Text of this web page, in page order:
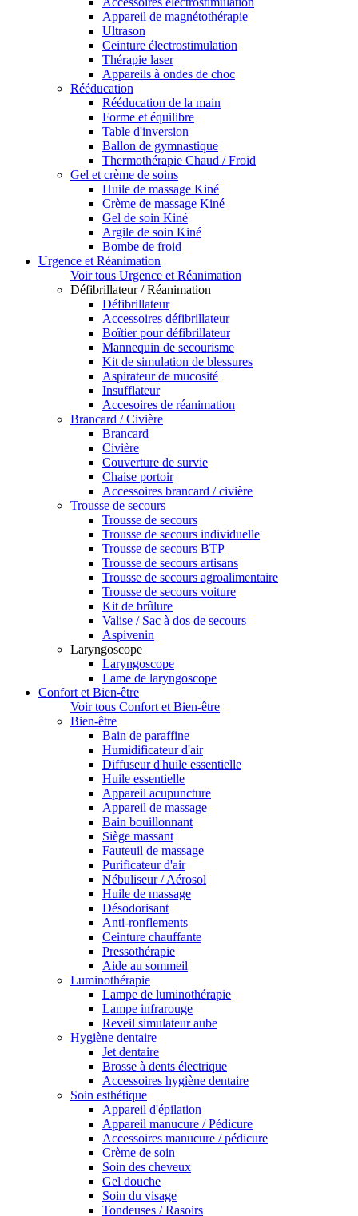
Appareil de magnétothérapie
Ultrason
Ceinture électrostimulation
Thérapie laser
Appareils à ondes de choc
Rééducation
Rééducation de la main
Forme et équilibre
Table d'inversion
Ballon de gymnastique
Thermothérapie Chaud / Froid
Gel et crème de soins
Huile de massage Kiné
Crème de massage Kiné
Gel de soin Kiné
Argile de soin Kiné
Bombe de froid
Urgence et Réanimation
Voir tous Urgence et Réanimation
Défibrillateur / Réanimation
Défibrillateur
Accessoires défibrillateur
Boîtier pour défibrillateur
Mannequin de secourisme
Kit de simulation de blessures
Aspirateur de mucosité
Insufflateur
Accesoires de réanimation
Brancard / Civière
Brancard
Civière
Couverture de survie
Chaise portoir
Accessoires brancard / civière
Trousse de secours
Trousse de secours
Trousse de secours individuelle
Trousse de secours BTP
Trousse de secours artisans
Trousse de secours agroalimentaire
Trousse de secours voiture
Kit de brûlure
Valise / Sac à dos de secours
Aspivenin
Laryngoscope
Laryngoscope
Lame de laryngoscope
Confort et Bien-être
Voir tous Confort et Bien-être
Bien-être
Bain de paraffine
Humidificateur d'air
Diffuseur d'huile essentielle
Huile essentielle
Appareil acupuncture
Appareil de massage
Bain bouillonnant
Siège massant
Fauteuil de massage
Purificateur d'air
Nébuliseur / Aérosol
Huile de massage
Désodorisant
Anti-ronflements
Ceinture chauffante
Pressothérapie
Aide au sommeil
Luminothérapie
Lampe de luminothérapie
Lampe infrarouge
Reveil simulateur aube
Hygiène dentaire
Jet dentaire
Brosse à dents électrique
Accessoires hygiène dentaire
Soin esthétique
Appareil d'épilation
Appareil manucure / Pédicure
Accessoires manucure / pédicure
Crème de soin
Soin des cheveux
Gel douche
Soin du visage
Tondeuses / Rasoirs